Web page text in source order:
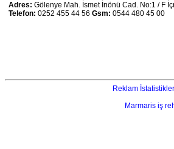
Adres: Gölenye Mah. İsmet İnönü Cad. No:1 / F
Telefon: 0252 455 44 56 Gsm: 0544 480 45 00
Reklam
Marmaris iş